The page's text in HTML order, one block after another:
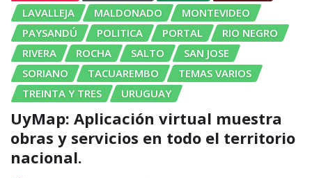
LAVALLEJA
MALDONADO
MONTEVIDEO
PAYSANDÚ
POLITICA PORTAL
RIO NEGRO
RIVERA
ROCHA SALTO
SAN JOSE
SORIANO
TACUAREMBO
TEMAS VARIOS
TREINTA Y TRES
URUGUAY
UyMap: Aplicación virtual muestra
obras y servicios en todo el territorio
nacional.